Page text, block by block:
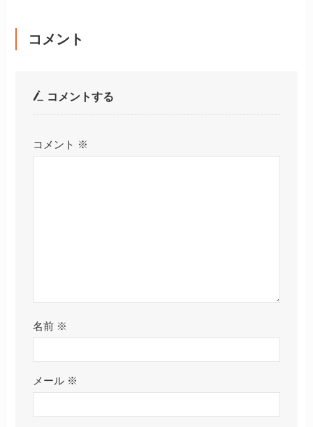
コメント
コメントする
コメント ※
名前 ※
メール ※